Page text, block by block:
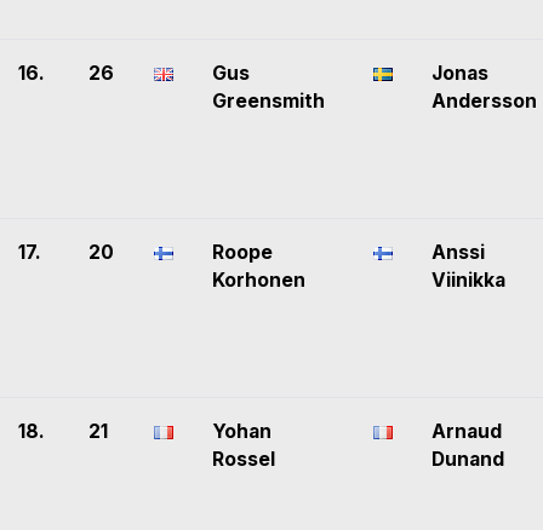
16. 26
Gus
Greensmith
Jonas
Andersson
17. 20
Roope
Korhonen
Anssi
Viinikka
18. 21
Yohan
Rossel
Arnaud
Dunand